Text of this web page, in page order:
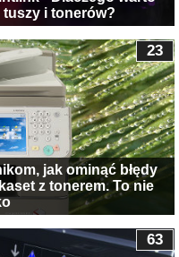
i tonerów?
jak ominąć błędy
z tonerem. To nie
23
63